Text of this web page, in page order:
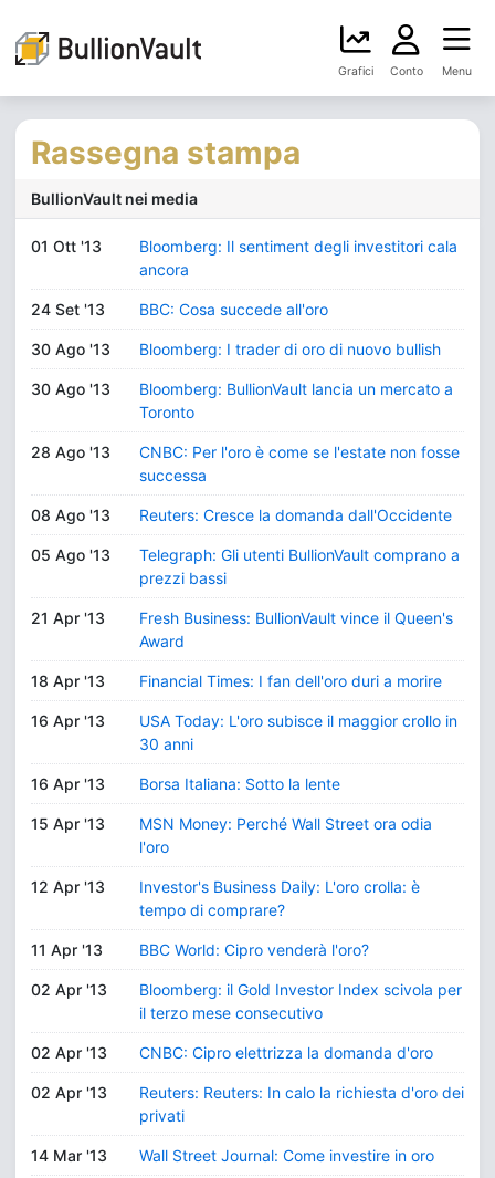
Grafici Conto Menu
Rassegna stampa
BullionVault nei media
01 Ott '13
Bloomberg: Il sentiment degli investitori cala
ancora
24 Set '13 BBC: Cosa succede all'oro
30 Ago '13 Bloomberg: I trader di oro di nuovo bullish
30 Ago '13
Bloomberg: BullionVault lancia un mercato a
Toronto
28 Ago '13
CNBC: Per l'oro è come se l'estate non fosse
successa
08 Ago '13 Reuters: Cresce la domanda dall'Occidente
05 Ago '13
Telegraph: Gli utenti BullionVault comprano a
prezzi bassi
21 Apr '13
Fresh Business: BullionVault vince il Queen's
Award
18 Apr '13 Financial Times: I fan dell'oro duri a morire
16 Apr '13
USA Today: L'oro subisce il maggior crollo in
30 anni
16 Apr '13 Borsa Italiana: Sotto la lente
15 Apr '13
MSN Money: Perché Wall Street ora odia
l'oro
12 Apr '13
Investor's Business Daily: L'oro crolla: è
tempo di comprare?
11 Apr '13 BBC World: Cipro venderà l'oro?
02 Apr '13
Bloomberg: il Gold Investor Index scivola per
il terzo mese consecutivo
02 Apr '13 CNBC: Cipro elettrizza la domanda d'oro
02 Apr '13
Reuters: Reuters: In calo la richiesta d'oro dei
privati
14 Mar '13 Wall Street Journal: Come investire in oro